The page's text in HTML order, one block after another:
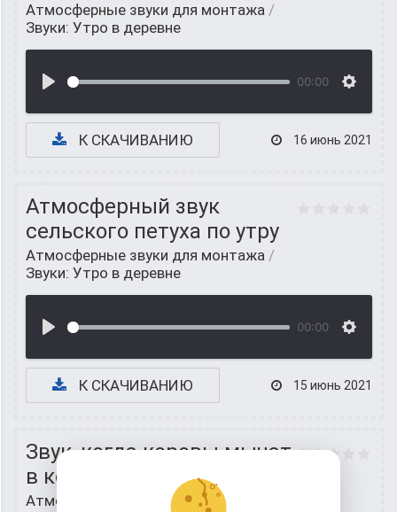
Атмосферные звуки для монтажа /
Звуки: Утро в деревне
00:00
К СКАЧИВАНИЮ 16 июнь 2021
Атмосферный звук
сельского петуха по утру
Атмосферные звуки для монтажа /
Звуки: Утро в деревне
00:00
К СКАЧИВАНИЮ 15 июнь 2021
Звук, когда коровы мычат
в колхозном дворе
Атмосферные звуки для монтажа